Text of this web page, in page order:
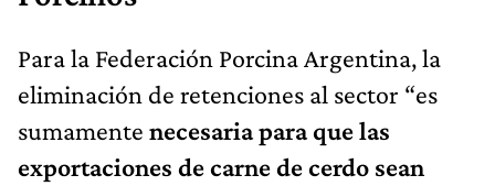
Para la Federación Porcina Argentina, la
eliminación de retenciones al sector “es
sumamente necesaria para que las
exportaciones de carne de cerdo sean